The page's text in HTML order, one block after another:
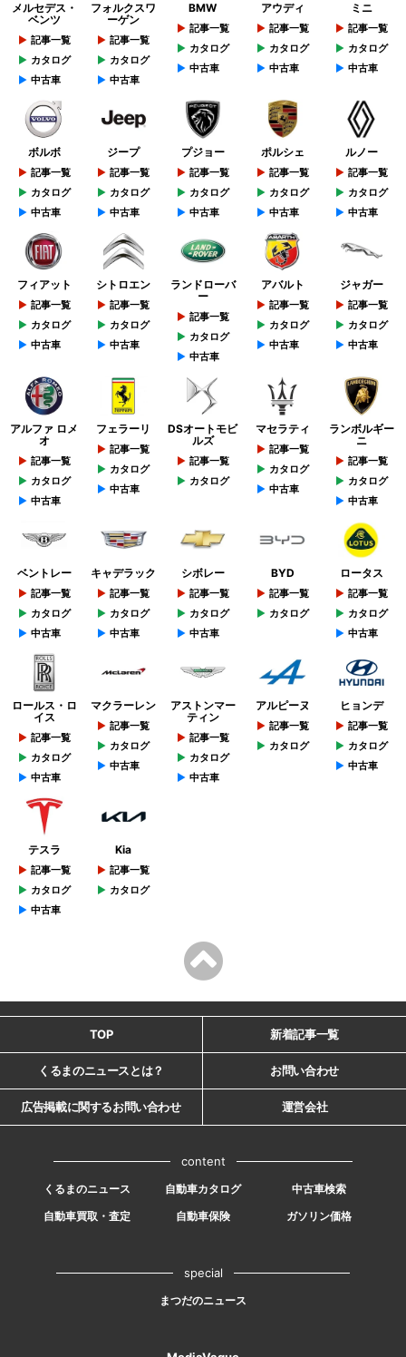
メルセデス・
ベンツ
記事一覧
カタログ
中古車
フォルクスワ
ーゲン
記事一覧
カタログ
中古車
BMW
記事一覧
カタログ
中古車
アウディ
記事一覧
カタログ
中古車
ミニ
記事一覧
カタログ
中古車
ボルボ
記事一覧
カタログ
中古車
ジープ
記事一覧
カタログ
中古車
プジョー
記事一覧
カタログ
中古車
ポルシェ
記事一覧
カタログ
中古車
ルノー
記事一覧
カタログ
中古車
フィアット
記事一覧
カタログ
中古車
シトロエン
記事一覧
カタログ
中古車
ランドローバ
ー
記事一覧
カタログ
中古車
アバルト
記事一覧
カタログ
中古車
ジャガー
記事一覧
カタログ
中古車
アルファ ロメ
オ
記事一覧
カタログ
中古車
フェラーリ
記事一覧
カタログ
中古車
DSオートモビ
ルズ
記事一覧
カタログ
マセラティ
記事一覧
カタログ
中古車
ランボルギー
ニ
記事一覧
カタログ
中古車
ベントレー
記事一覧
カタログ
中古車
キャデラック
記事一覧
カタログ
中古車
シボレー
記事一覧
カタログ
中古車
BYD
記事一覧
カタログ
ロータス
記事一覧
カタログ
中古車
ロールス・ロ
イス
記事一覧
カタログ
中古車
マクラーレン
記事一覧
カタログ
中古車
アストンマー
ティン
記事一覧
カタログ
中古車
アルピーヌ
記事一覧
カタログ
ヒョンデ
記事一覧
カタログ
中古車
テスラ
記事一覧
カタログ
中古車
Kia
記事一覧
カタログ
TOP 新着記事一覧
くるまのニュースとは？ お問い合わせ
広告掲載に関するお問い合わせ 運営会社
content
くるまのニュース 自動車カタログ
中古車検索
自動車買取・査定
自動車保険 ガソリン価格
special
まつだのニュース